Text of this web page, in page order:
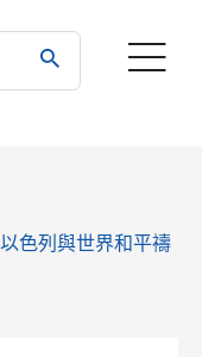
色列與世界和平禱